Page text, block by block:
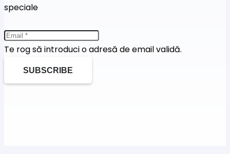
speciale
Te rog să introduci o adresă de email validă.
SUBSCRIBE